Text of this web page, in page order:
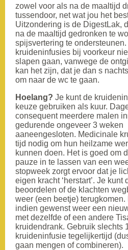
zowel voor als na de maaltijd
tussendoor, net wat jou het
Uitzondering is de DigestLak,
na de maaltijd gedronken te
spijsvertering te
kruideninfusies bij voorkeur
slapen gaan, vanwege de
kan het zijn, dat je dan s
om naar de wc te gaan.
Hoelang? Je kunt de
keuze gebruiken als kuur.
consequent meerdere malen
gedurende ongeveer 3 weken
aaneengesloten. Medicinale
tijd nodig om hun heilzame
kunnen doen. Het is goed om
pauze in te lassen van een
stopweek zorgt ervoor dat je
eigen kracht ‘herstart’. Je kunt
beoordelen of de klachten
weer (een beetje)
indien gewenst weer een
met dezelfde of een andere
kruidendrank. Gebruik slechts
kruideninfusie tegelijkertijd
gaan mengen of combineren).